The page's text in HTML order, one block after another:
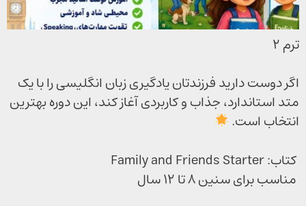
ترم ۲
اگر دوست دارید فرزندتان یادگیری زبان انگلیسی را با یک
متد استاندارد، جذاب و کاربردی آغاز کند، این دوره بهترین
انتخاب است.
کتاب: Family and Friends Starter
مناسب برای سنین ۸ تا ۱۲ سال